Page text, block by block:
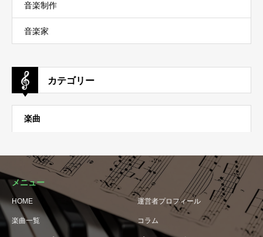
音楽制作
音楽家
カテゴリー
楽曲
メニュー
HOME 運営者プロフィール
楽曲一覧 コラム